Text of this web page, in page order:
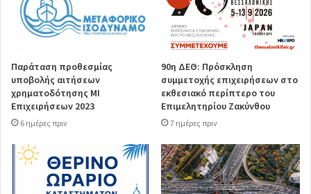
Παράταση προθεσμίας
υποβολής αιτήσεων
χρηματοδότησης ΜΙ
Επιχειρήσεων 2023
6 ημέρες πριν
90η ΔΕΘ: Πρόσκληση
συμμετοχής επιχειρήσεων στο
εκθεσιακό περίπτερο του
Επιμελητηρίου Ζακύνθου
7 ημέρες πριν